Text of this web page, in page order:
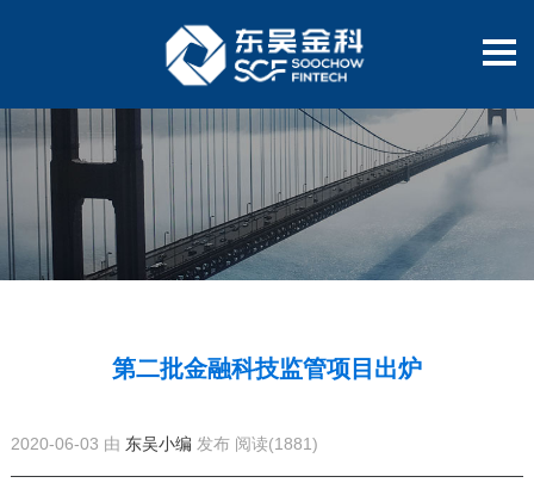
第二批金融科技监管项目出炉
2020-06-03 由 东吴小编 发布 阅读(1881)